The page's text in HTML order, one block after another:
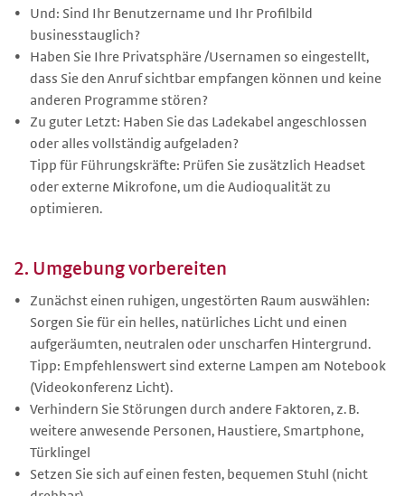
Und: Sind Ihr Benutzername und Ihr Profilbild
businesstauglich?
Haben Sie Ihre Privatsphäre /Usernamen so eingestellt,
dass Sie den Anruf sichtbar empfangen können und keine
anderen Programme stören?
Zu guter Letzt: Haben Sie das Ladekabel angeschlossen
oder alles vollständig aufgeladen?
Tipp für Führungskräfte: Prüfen Sie zusätzlich Headset
oder externe Mikrofone, um die Audioqualität zu
optimieren.
2. Umgebung vorbereiten
Zunächst einen ruhigen, ungestörten Raum auswählen:
Sorgen Sie für ein helles, natürliches Licht und einen
aufgeräumten, neutralen oder unscharfen Hintergrund.
Tipp: Empfehlenswert sind externe Lampen am Notebook
(Videokonferenz Licht).
Verhindern Sie Störungen durch andere Faktoren, z. B.
weitere anwesende Personen, Haustiere, Smartphone,
Türklingel
Setzen Sie sich auf einen festen, bequemen Stuhl (nicht